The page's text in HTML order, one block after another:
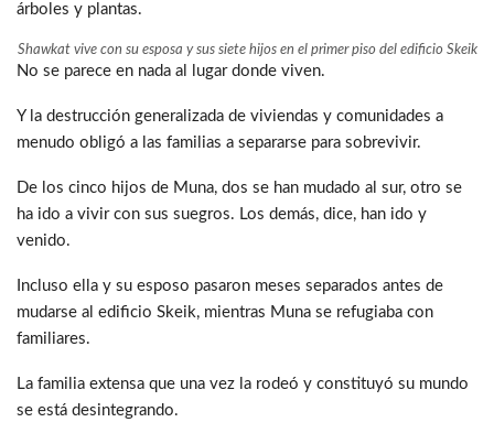
árboles y plantas.
Shawkat vive con su esposa y sus siete hijos en el primer piso del edificio Skeik
No se parece en nada al lugar donde viven.
Y la destrucción generalizada de viviendas y comunidades a
menudo obligó a las familias a separarse para sobrevivir.
De los cinco hijos de Muna, dos se han mudado al sur, otro se
ha ido a vivir con sus suegros. Los demás, dice, han ido y
venido.
Incluso ella y su esposo pasaron meses separados antes de
mudarse al edificio Skeik, mientras Muna se refugiaba con
familiares.
La familia extensa que una vez la rodeó y constituyó su mundo
se está desintegrando.